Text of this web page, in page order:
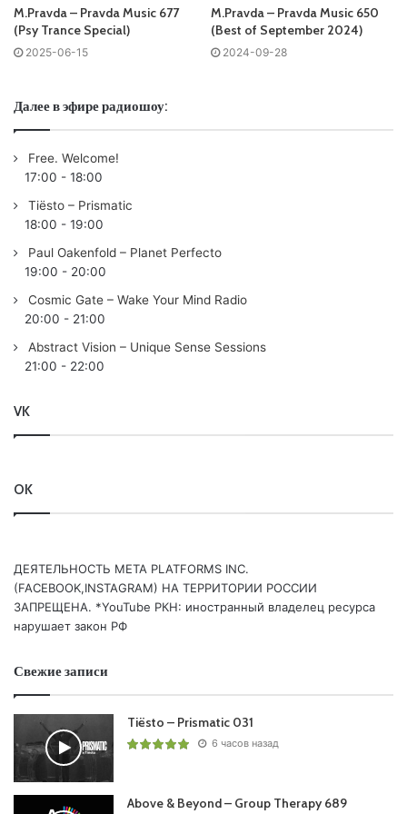
Tracklist:
01. Vini Vici – Alteza (Phaxe Remix)
03. Vini Vici, Freedom Fighters – Acid
05. Astrix – Dharma (Vertical Mode Remix)
07. Waveform – Falling Stars
09. NoFace – One With Eternity
11. Lunatica, Relativ – Supracadabra
Пользовательская оценка:Будь первым !
M.Pravda – Pravda Music 677
(Psy Trance Special)
2025-06-15
M.Pravda – Pravda Music 650
(Best of September 2024)
2024-09-28
Далее в эфире радиошоу:
Free. Welcome!
17:00 - 18:00
Tiësto – Prismatic
18:00 - 19:00
Paul Oakenfold – Planet Perfecto
19:00 - 20:00
Cosmic Gate – Wake Your Mind Radio
20:00 - 21:00
Abstract Vision – Unique Sense Sessions
21:00 - 22:00
VK
OK
ДЕЯТЕЛЬНОСТЬ МЕТА PLATFORMS INC.
(FACEBOOK,INSTAGRAM) НА ТЕРРИТОРИИ РОССИИ
ЗАПРЕЩЕНА. *YouTube РКН: иностранный владелец ресурса
нарушает закон РФ
Свежие записи
Tiësto – Prismatic 031
6 часов назад
Above & Beyond – Group Therapy 689